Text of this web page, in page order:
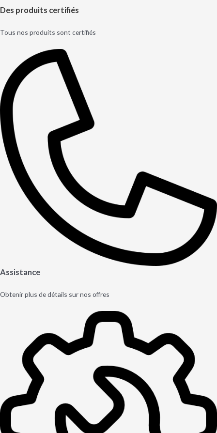
Des produits certifiés
Tous nos produits sont certifiés
Assistance
Obtenir plus de détails sur nos offres